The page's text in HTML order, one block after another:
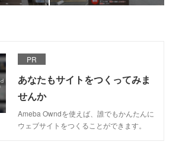
PR
あなたもサイトをつくってみま
せんか
Ameba Owndを使えば、誰でもかんたんに
ウェブサイトをつくることができます。